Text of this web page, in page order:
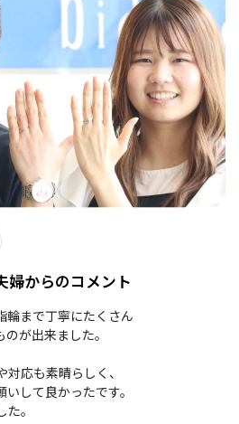
婦からのコメント
輪まで丁寧にたくさん
が出来ました。
応も素晴らしく、
して良かったです。
。